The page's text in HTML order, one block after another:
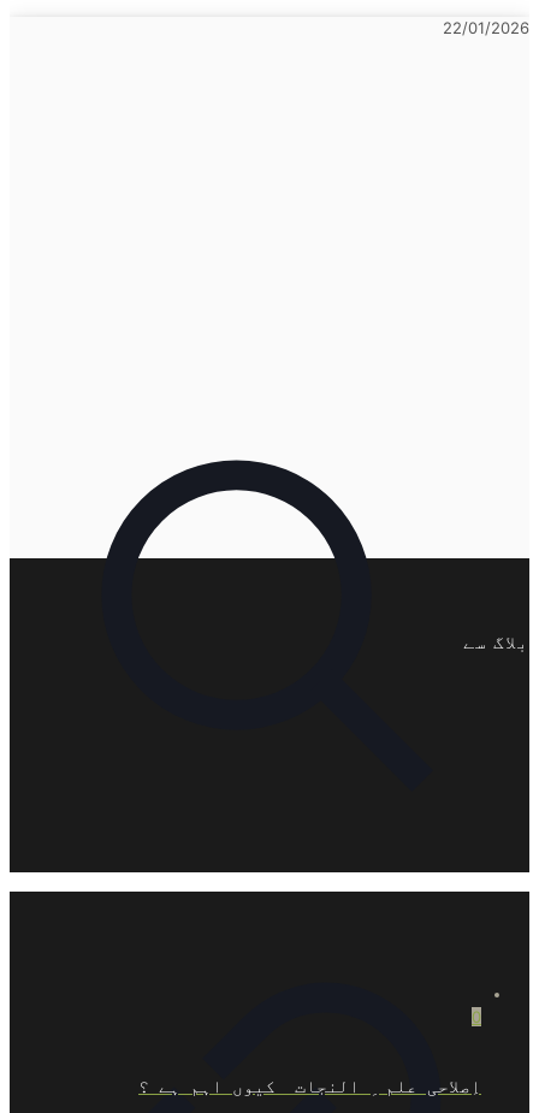
22/01/2026
بلاگ سے
0
اِصلاحی علم ِ النجات کیوں اہم ہے ؟